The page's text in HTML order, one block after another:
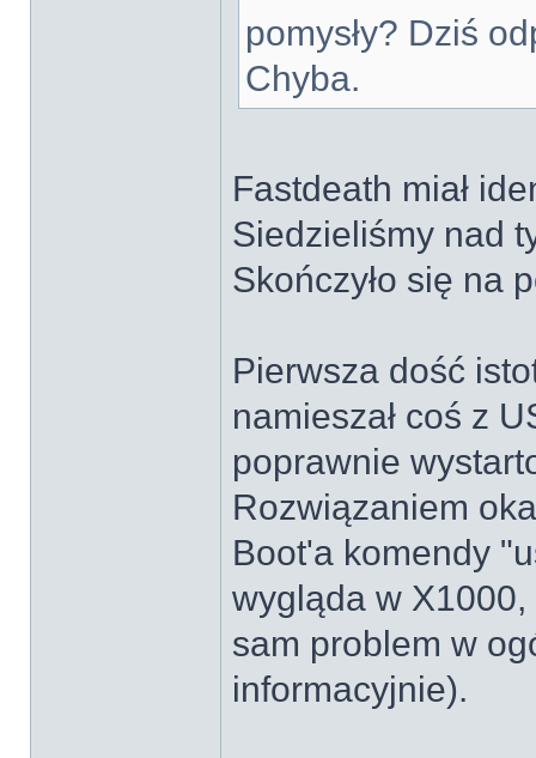
pomysły? Dziś
Chyba.
Fastdeath miał
Siedzieliśmy nad
Skończyło się na
Pierwsza dość
namieszał coś z
poprawnie
Rozwiązaniem
Boot'a komendy
wygląda w
sam problem w
informacyjnie).